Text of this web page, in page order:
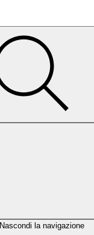
Nascondi la navigazione